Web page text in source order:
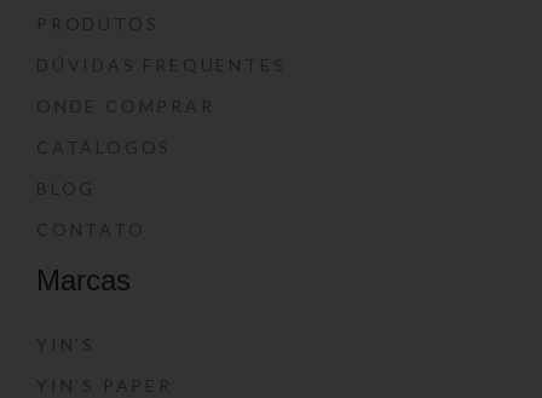
PRODUTOS
DÚVIDAS FREQUENTES
ONDE COMPRAR
CATÁLOGOS
BLOG
CONTATO
Marcas
YIN’S
YIN’S PAPER